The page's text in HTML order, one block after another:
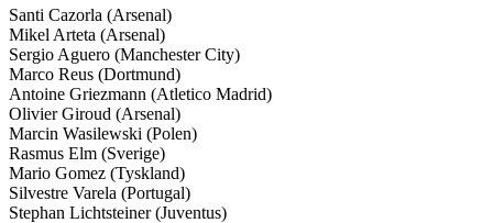
Santi Cazorla (Arsenal)
Mikel Arteta (Arsenal)
Sergio Aguero (Manchester City)
Marco Reus (Dortmund)
Antoine Griezmann (Atletico Madrid)
Olivier Giroud (Arsenal)
Marcin Wasilewski (Polen)
Rasmus Elm (Sverige)
Mario Gomez (Tyskland)
Silvestre Varela (Portugal)
Stephan Lichtsteiner (Juventus)